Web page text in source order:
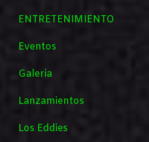
ENTRETENIMIENTO
Eventos
Galeria
Lanzamientos
Los Eddies